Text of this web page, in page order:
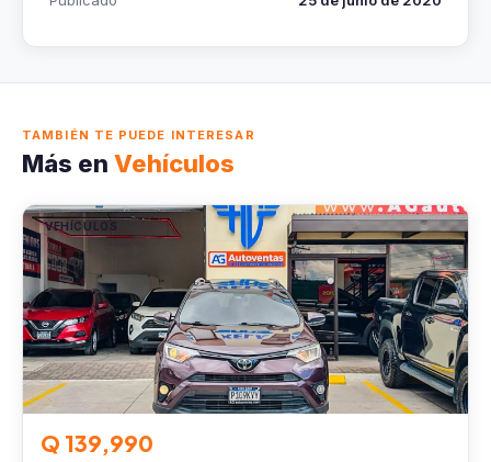
TAMBIÉN TE PUEDE INTERESAR
Más en Vehículos
VEHÍCULOS
Q 139,990